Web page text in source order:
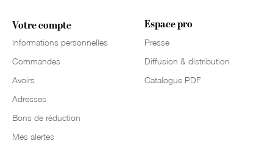
Votre compte
Informations personnelles
Commandes
Avoirs
Adresses
Bons de réduction
Mes alertes
Espace pro
Presse
Diffusion & distribution
Catalogue PDF